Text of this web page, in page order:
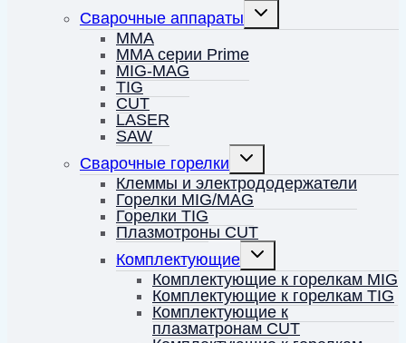
Сварочные аппараты
Переключить
MMA
MMA серии Prime
MIG-MAG
TIG
CUT
LASER
SAW
Сварочные горелки
Переключить
меню
Клеммы и электрододержатели
Горелки MIG/MAG
Горелки TIG
Плазмотроны CUT
Комплектующие
Переключить
меню
Комплектующие к горелкам MIG
Комплектующие к горелкам TIG
Комплектующие к
плазматронам CUT